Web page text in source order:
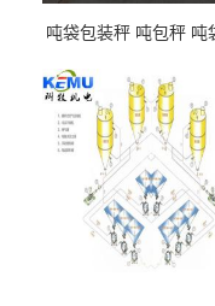
吨袋包装秤 吨包秤 吨